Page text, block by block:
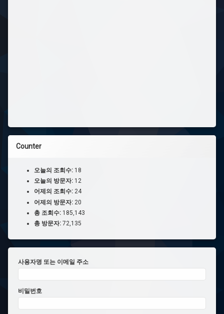
Counter
오늘의 조회수: 18
오늘의 방문자: 12
어제의 조회수: 24
어제의 방문자: 20
총 조회수: 185,143
총 방문자: 72,135
사용자명 또는 이메일 주소
비밀번호